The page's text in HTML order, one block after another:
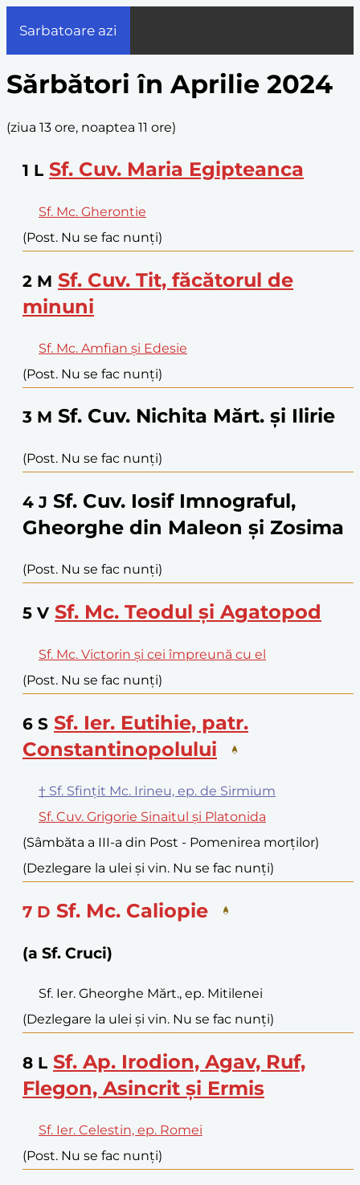
Sarbatoare azi
Sărbători în Aprilie 2024
(ziua 13 ore, noaptea 11 ore)
1 L Sf. Cuv. Maria Egipteanca
Sf. Mc. Gherontie
(Post. Nu se fac nunți)
2 M Sf. Cuv. Tit, făcătorul de
minuni
Sf. Mc. Amfian și Edesie
(Post. Nu se fac nunți)
3 M Sf. Cuv. Nichita Mărt. și Ilirie
(Post. Nu se fac nunți)
4 J Sf. Cuv. Iosif Imnograful,
Gheorghe din Maleon și Zosima
(Post. Nu se fac nunți)
5 V Sf. Mc. Teodul și Agatopod
Sf. Mc. Victorin și cei împreună cu el
(Post. Nu se fac nunți)
6 S Sf. Ier. Eutihie, patr.
Constantinopolului
† Sf. Sfințit Mc. Irineu, ep. de Sirmium
Sf. Cuv. Grigorie Sinaitul și Platonida
(Sâmbăta a III-a din Post - Pomenirea morților)
(Dezlegare la ulei și vin. Nu se fac nunți)
7 D Sf. Mc. Caliopie
(a Sf. Cruci)
Sf. Ier. Gheorghe Mărt., ep. Mitilenei
(Dezlegare la ulei și vin. Nu se fac nunți)
8 L Sf. Ap. Irodion, Agav, Ruf,
Flegon, Asincrit și Ermis
Sf. Ier. Celestin, ep. Romei
(Post. Nu se fac nunți)